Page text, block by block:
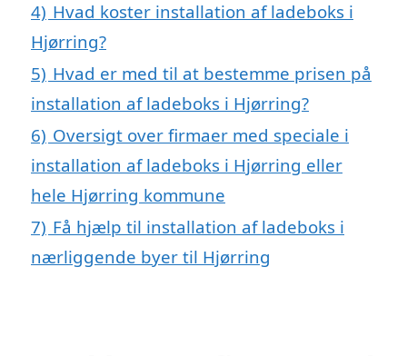
4) Hvad koster installation af ladeboks i
Hjørring?
5) Hvad er med til at bestemme prisen på
installation af ladeboks i Hjørring?
6) Oversigt over firmaer med speciale i
installation af ladeboks i Hjørring eller
hele Hjørring kommune
7) Få hjælp til installation af ladeboks i
nærliggende byer til Hjørring